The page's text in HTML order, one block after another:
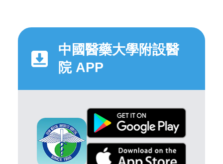
中國醫藥大學附設醫
院 APP